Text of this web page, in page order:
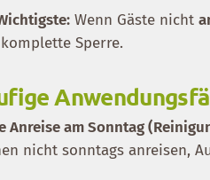
Wenn Gäste nicht
Sperre.
Anreise am Sonntag
nicht sonntags anreisen,